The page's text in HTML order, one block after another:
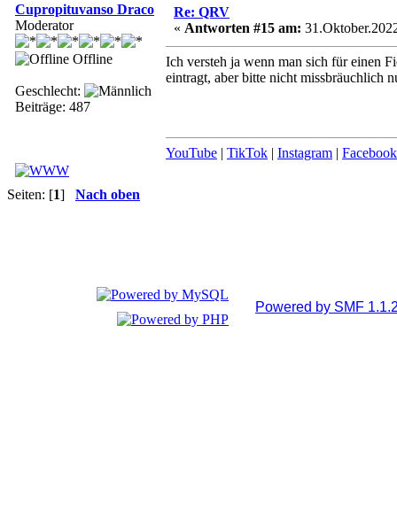
Cupropituvanso Draco
Moderator
Offline
Geschlecht:
Beiträge: 487
Re: QRV
« Antworten #15 am:
Ich versteh ja wenn man sich für einen
eintragt, aber bitte nicht missbräuchlich
YouTube | TikTok | Instagram | Facebook
Seiten: [1] Nach oben
Powered by SMF